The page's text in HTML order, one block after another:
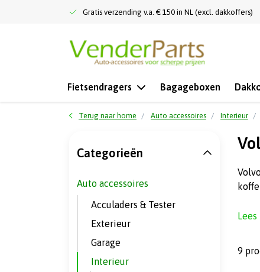
Gratis verzending v.a. € 150 in NL (excl. dakkoffers)
Fietsendragers Bagageboxen
Terug naar home Auto accessoires Interieur
9
Categorieën
Auto accessoires
Acculaders & Tester
Exterieur
Garage
Interieur